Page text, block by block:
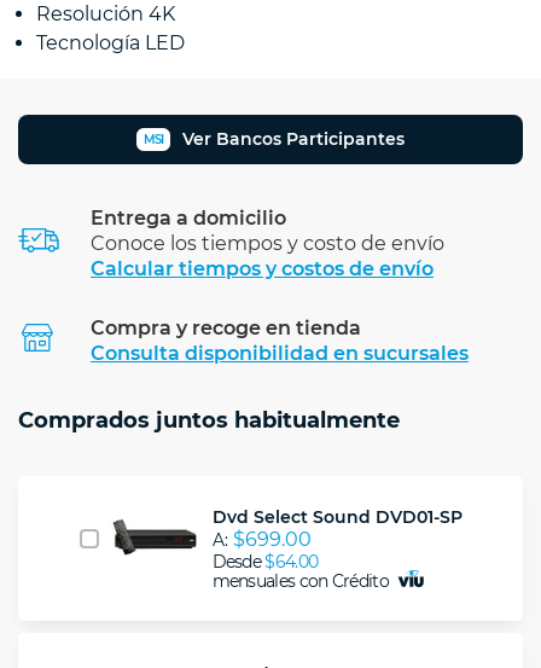
Resolución 4K
Tecnología LED
MSI Ver Bancos Participantes
Entrega a domicilio
Conoce los tiempos y costo de envío
Calcular tiempos y costos de envío
Compra y recoge en tienda
Consulta disponibilidad en sucursales
Comprados juntos habitualmente
Dvd Select Sound DVD01-SP
A: $699.00
Desde$64.00
mensuales con Crédito